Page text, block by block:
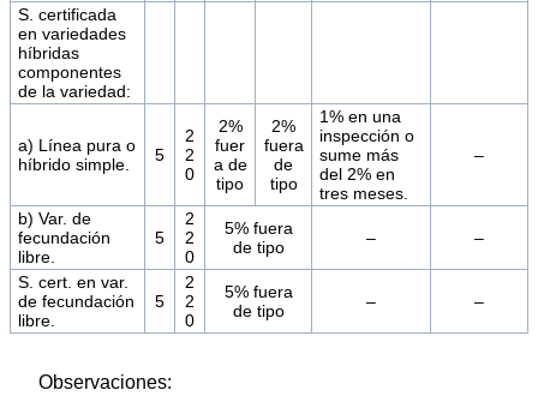
S. certificada
en variedades
híbridas
componentes
de la variedad:
a) Línea pura o
híbrido simple.
5
2
2
0
2%
fuer
a de
tipo
2%
fuera
de
tipo
1% en una
inspección o
sume más
del 2% en
tres meses.
–
b) Var. de
fecundación
libre.
5
2
2
0
5% fuera
de tipo
– –
S. cert. en var.
de fecundación
libre.
5
2
2
0
5% fuera
de tipo
– –
Observaciones: